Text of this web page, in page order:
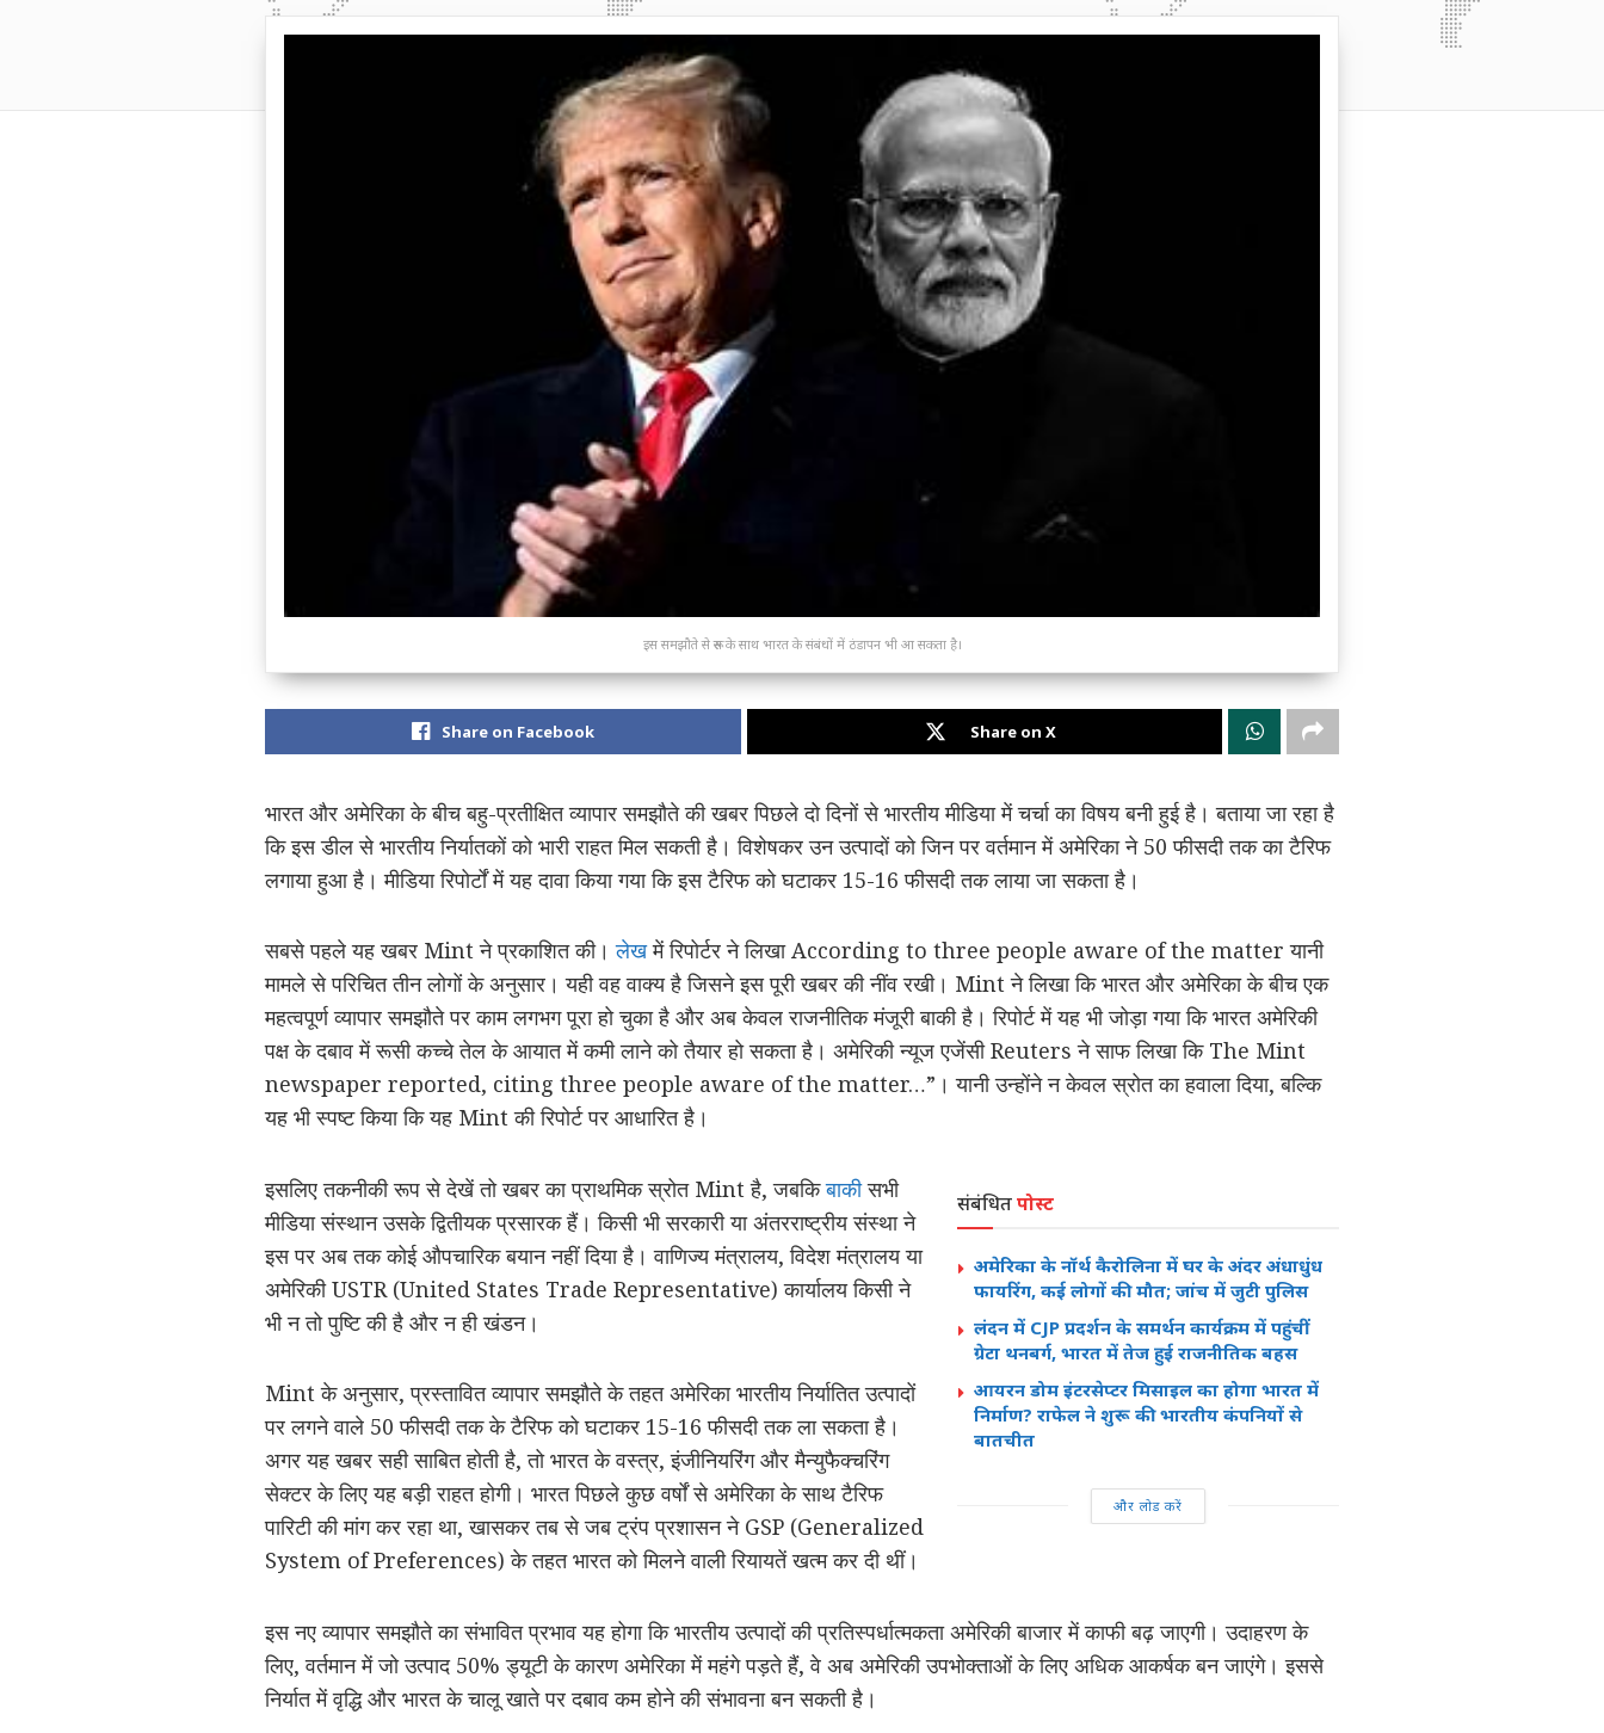
इस समझौते से रूस के साथ भारत के संबंधों में ठंडापन भी आ सकता है।
Share on Facebook Share on X
भारत और अमेरिका के बीच बहु-प्रतीक्षित व्यापार समझौते की खबर पिछले दो दिनों से भारतीय मीडिया में चर्चा का विषय बनी हुई है। बताया जा रहा है
कि इस डील से भारतीय निर्यातकों को भारी राहत मिल सकती है। विशेषकर उन उत्पादों को जिन पर वर्तमान में अमेरिका ने 50 फीसदी तक का टैरिफ
लगाया हुआ है। मीडिया रिपोर्टों में यह दावा किया गया कि इस टैरिफ को घटाकर 15-16 फीसदी तक लाया जा सकता है।
सबसे पहले यह खबर Mint ने प्रकाशित की।लेखमें रिपोर्टर ने लिखा According to three people aware of the matter यानी
मामले से परिचित तीन लोगों के अनुसार। यही वह वाक्य है जिसने इस पूरी खबर की नींव रखी। Mint ने लिखा कि भारत और अमेरिका के बीच एक
महत्वपूर्ण व्यापार समझौते पर काम लगभग पूरा हो चुका है और अब केवल राजनीतिक मंजूरी बाकी है। रिपोर्ट में यह भी जोड़ा गया कि भारत अमेरिकी
पक्ष के दबाव में रूसी कच्चे तेल के आयात में कमी लाने को तैयार हो सकता है। अमेरिकी न्यूज एजेंसी Reuters ने साफ लिखा कि The Mint
newspaper reported, citing three people aware of the matter…”। यानी उन्होंने न केवल स्रोत का हवाला दिया, बल्कि
यह भी स्पष्ट किया कि यह Mint की रिपोर्ट पर आधारित है।
संबंधितपोस्ट
अमेरिका के नॉर्थ कैरोलिना में घर के अंदर अंधाधुंध
फायरिंग, कई लोगों की मौत; जांच में जुटी पुलिस
लंदन में CJP प्रदर्शन के समर्थन कार्यक्रम में पहुंचीं
ग्रेटा थनबर्ग, भारत में तेज हुई राजनीतिक बहस
आयरन डोम इंटरसेप्टर मिसाइल का होगा भारत में
निर्माण? राफेल ने शुरू की भारतीय कंपनियों से
बातचीत
और लोड करें
इसलिए तकनीकी रूप से देखें तो खबर का प्राथमिक स्रोत Mint है, जबकिबाकीसभी
मीडिया संस्थान उसके द्वितीयक प्रसारक हैं। किसी भी सरकारी या अंतरराष्ट्रीय संस्था ने
इस पर अब तक कोई औपचारिक बयान नहीं दिया है। वाणिज्य मंत्रालय, विदेश मंत्रालय या
अमेरिकी USTR (United States Trade Representative) कार्यालय किसी ने
भी न तो पुष्टि की है और न ही खंडन।
Mint के अनुसार, प्रस्तावित व्यापार समझौते के तहत अमेरिका भारतीय निर्यातित उत्पादों
पर लगने वाले 50 फीसदी तक के टैरिफ को घटाकर 15-16 फीसदी तक ला सकता है।
अगर यह खबर सही साबित होती है, तो भारत के वस्त्र, इंजीनियरिंग और मैन्युफैक्चरिंग
सेक्टर के लिए यह बड़ी राहत होगी। भारत पिछले कुछ वर्षों से अमेरिका के साथ टैरिफ
पारिटी की मांग कर रहा था, खासकर तब से जब ट्रंप प्रशासन ने GSP (Generalized
System of Preferences) के तहत भारत को मिलने वाली रियायतें खत्म कर दी थीं।
इस नए व्यापार समझौते का संभावित प्रभाव यह होगा कि भारतीय उत्पादों की प्रतिस्पर्धात्मकता अमेरिकी बाजार में काफी बढ़ जाएगी। उदाहरण के
लिए, वर्तमान में जो उत्पाद 50% ड्यूटी के कारण अमेरिका में महंगे पड़ते हैं, वे अब अमेरिकी उपभोक्ताओं के लिए अधिक आकर्षक बन जाएंगे। इससे
निर्यात में वृद्धि और भारत के चालू खाते पर दबाव कम होने की संभावना बन सकती है।